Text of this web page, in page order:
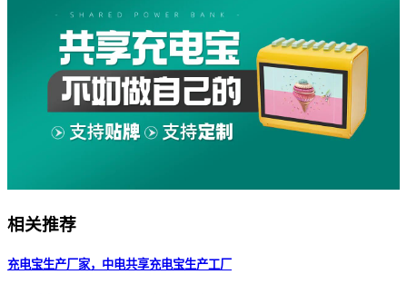
相关推荐
充电宝生产厂家，中电共享充电宝生产工厂